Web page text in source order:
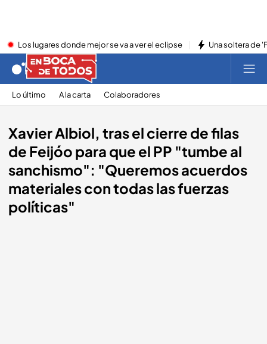
Los lugares donde mejor se va a ver el eclipse Una soltera de
Lo último A la carta Colaboradores
Xavier Albiol, tras el cierre de filas
de Feijóo para que el PP "tumbe al
sanchismo": "Queremos acuerdos
materiales con todas las fuerzas
políticas"